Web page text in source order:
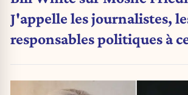
J'appelle les journalistes,
responsables politiques à